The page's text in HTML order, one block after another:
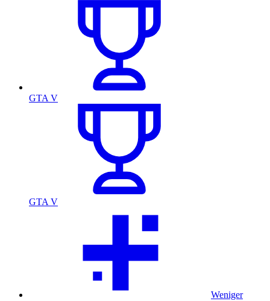
GTA V
GTA V
Weniger